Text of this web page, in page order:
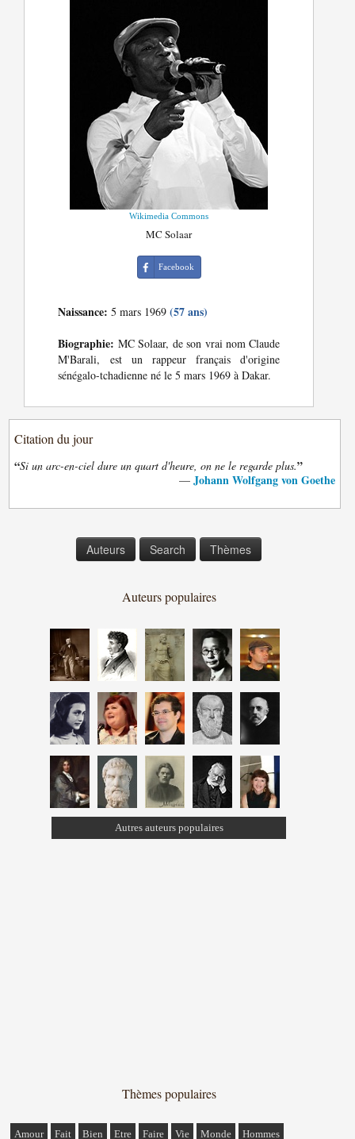
Wikimedia Commons
MC Solaar
Facebook
Naissance: 5 mars 1969(57 ans)
Biographie: MC Solaar, de son vrai nom Claude
M'Barali, est un rappeur français d'origine
sénégalo-tchadienne né le 5 mars 1969 à Dakar.
Citation du jour
“Si un arc-en-ciel dure un quart d'heure, on ne le regarde plus.”
— Johann Wolfgang von Goethe
Auteurs Search Thèmes
Auteurs populaires
Autres auteurs populaires
Thèmes populaires
Amour Fait Bien Etre Faire Vie Monde Hommes